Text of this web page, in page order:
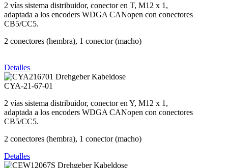
2 vías sistema distribuidor, conector en T, M12 x 1,
adaptada a los encoders WDGA CANopen con conectores
CB5/CC5.
2 conectores (hembra), 1 conector (macho)
Detalles
CYA-21-67-01
2 vías sistema distribuidor, conector en Y, M12 x 1,
adaptada a los encoders WDGA CANopen con conectores
CB5/CC5.
2 conectores (hembra), 1 conector (macho)
Detalles